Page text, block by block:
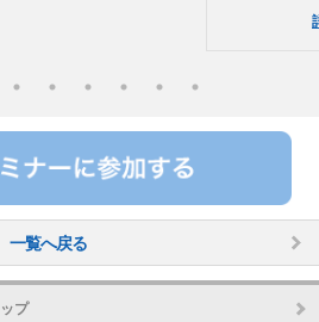
一覧へ戻る
プ